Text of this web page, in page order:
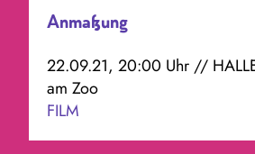
Anmaßung
22.09.21, 20:00 Uhr //
am Zoo
FILM